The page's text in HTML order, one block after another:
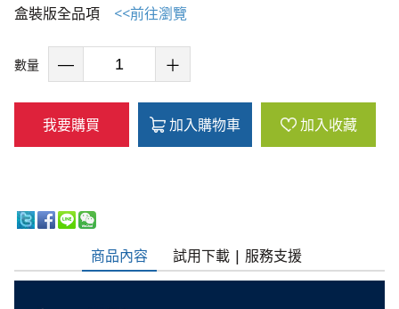
盒裝版全品項 <<前往瀏覽
數量
我要購買 加入購物車 加入收藏
商品內容 試用下載 | 服務支援